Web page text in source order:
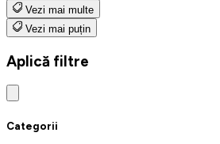
Vezi mai multe
Vezi mai puțin
Aplică filtre
Categorii